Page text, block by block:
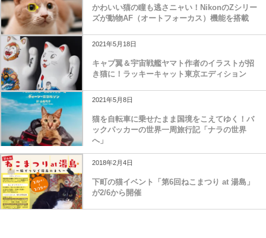
かわいい猫の瞳も逃さニャい！NikonのZシリー
ズが動物AF（オートフォーカス）機能を搭載
2021年5月18日
キャプ翼＆宇宙戦艦ヤマト作者のイラストが招
き猫に！ラッキーキャット東京エディション
2021年5月8日
猫を自転車に乗せたまま国境をこえてゆく！バ
ックパッカーの世界一周旅行記「ナラの世界
へ」
2018年2月4日
下町の猫イベント「第6回ねこまつり at 湯島」
が2/6から開催